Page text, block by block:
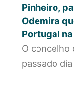
Pinheiro,
Odemira
Portugal
O concelho
passado